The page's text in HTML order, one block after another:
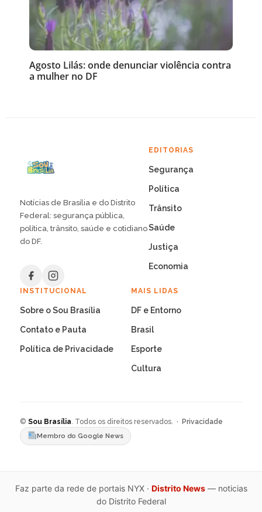
Agosto Lilás: onde denunciar violência contra
a mulher no DF
Notícias de Brasília e do Distrito
Federal: segurança pública,
política, trânsito, saúde e cotidiano
do DF.
EDITORIAS
Segurança
Política
Trânsito
Saúde
Justiça
Economia
INSTITUCIONAL
Sobre o Sou Brasília
Contato e Pauta
Política de Privacidade
MAIS LIDAS
DF e Entorno
Brasil
Esporte
Cultura
© Sou Brasília. Todos os direitos reservados. · Privacidade
Membro do Google News
Faz parte da rede de portais NYX · Distrito News— noticias
do Distrito Federal